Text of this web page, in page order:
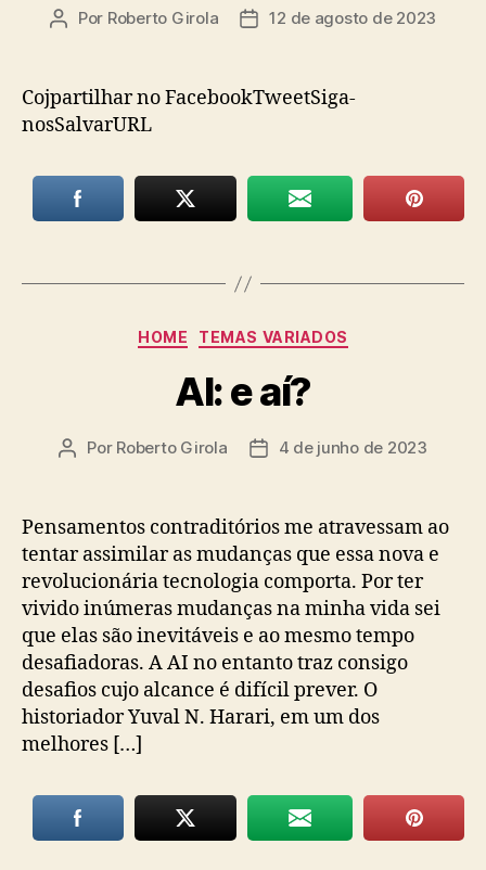
Autor
Por Roberto Girola
Data12 de agosto de 2023
Cojpartilhar no FacebookTweetSiga-
nosSalvarURL
Categorias
HOME TEMAS VARIADOS
AI: e aí?
Autor
Por Roberto Girola
Data4 de junho de 2023
Pensamentos contraditórios me atravessam ao
tentar assimilar as mudanças que essa nova e
revolucionária tecnologia comporta. Por ter
vivido inúmeras mudanças na minha vida sei
que elas são inevitáveis e ao mesmo tempo
desafiadoras. A AI no entanto traz consigo
desafios cujo alcance é difícil prever. O
historiador Yuval N. Harari, em um dos
melhores […]